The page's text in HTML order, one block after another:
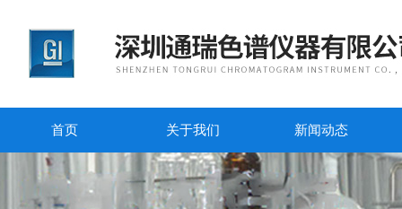
首页 关于我们 新闻动态